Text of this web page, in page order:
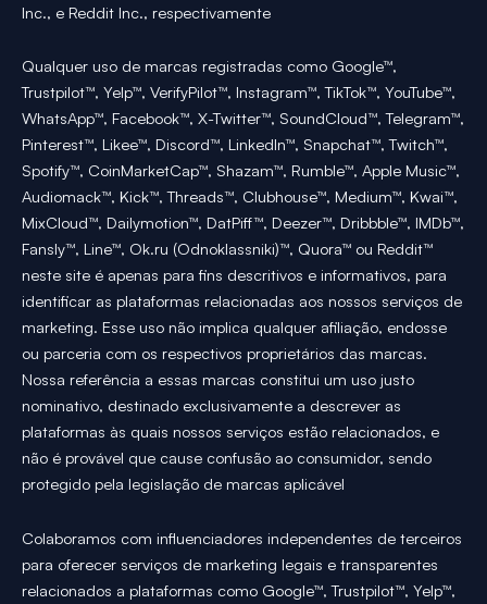
Inc., e Reddit Inc., respectivamente
Qualquer uso de marcas registradas como Google™,
Trustpilot™, Yelp™, VerifyPilot™, Instagram™, TikTok™, YouTube™,
WhatsApp™, Facebook™, X-Twitter™, SoundCloud™, Telegram™,
Pinterest™, Likee™, Discord™, LinkedIn™, Snapchat™, Twitch™,
Spotify™, CoinMarketCap™, Shazam™, Rumble™, Apple Music™,
Audiomack™, Kick™, Threads™, Clubhouse™, Medium™, Kwai™,
MixCloud™, Dailymotion™, DatPiff™, Deezer™, Dribbble™, IMDb™,
Fansly™, Line™, Ok.ru (Odnoklassniki)™, Quora™ ou Reddit™
neste site é apenas para fins descritivos e informativos, para
identificar as plataformas relacionadas aos nossos serviços de
marketing. Esse uso não implica qualquer afiliação, endosse
ou parceria com os respectivos proprietários das marcas.
Nossa referência a essas marcas constitui um uso justo
nominativo, destinado exclusivamente a descrever as
plataformas às quais nossos serviços estão relacionados, e
não é provável que cause confusão ao consumidor, sendo
protegido pela legislação de marcas aplicável
Colaboramos com influenciadores independentes de terceiros
para oferecer serviços de marketing legais e transparentes
relacionados a plataformas como Google™, Trustpilot™, Yelp™,